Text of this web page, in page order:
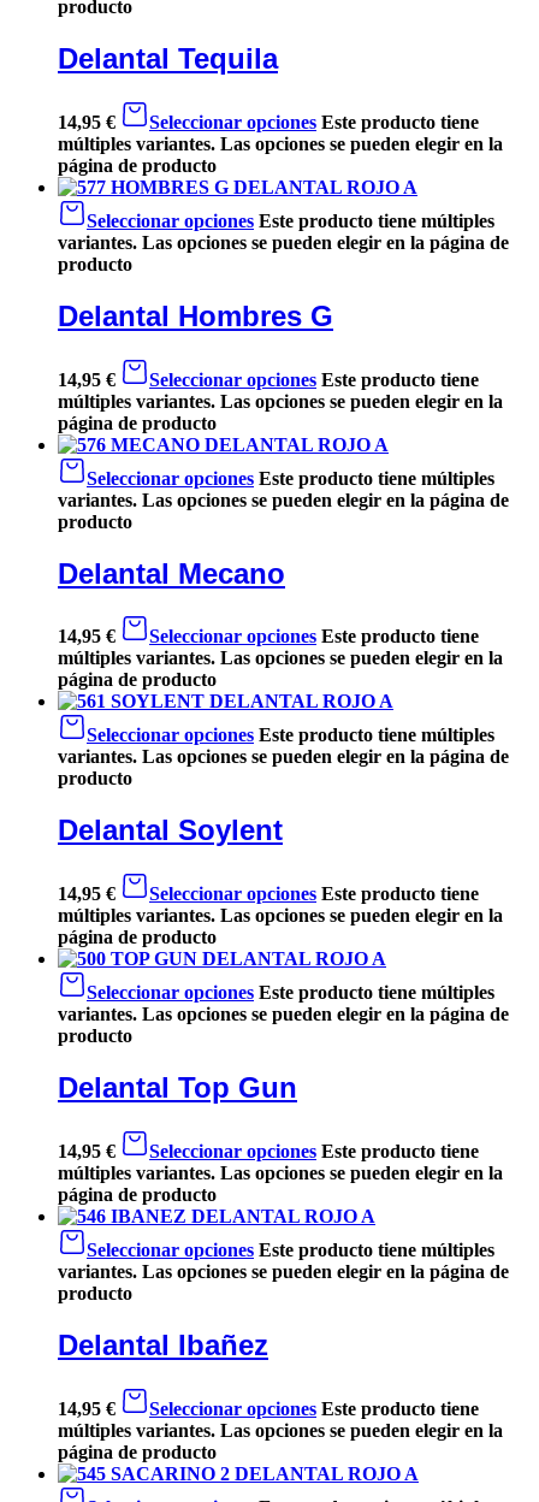
producto
Delantal Tequila
14,95 € Seleccionar opciones Este producto tiene
múltiples variantes. Las opciones se pueden elegir en la
página de producto
Seleccionar opciones Este producto tiene múltiples
variantes. Las opciones se pueden elegir en la página de
producto
Delantal Hombres G
14,95 € Seleccionar opciones Este producto tiene
múltiples variantes. Las opciones se pueden elegir en la
página de producto
Seleccionar opciones Este producto tiene múltiples
variantes. Las opciones se pueden elegir en la página de
producto
Delantal Mecano
14,95 € Seleccionar opciones Este producto tiene
múltiples variantes. Las opciones se pueden elegir en la
página de producto
Seleccionar opciones Este producto tiene múltiples
variantes. Las opciones se pueden elegir en la página de
producto
Delantal Soylent
14,95 € Seleccionar opciones Este producto tiene
múltiples variantes. Las opciones se pueden elegir en la
página de producto
Seleccionar opciones Este producto tiene múltiples
variantes. Las opciones se pueden elegir en la página de
producto
Delantal Top Gun
14,95 € Seleccionar opciones Este producto tiene
múltiples variantes. Las opciones se pueden elegir en la
página de producto
Seleccionar opciones Este producto tiene múltiples
variantes. Las opciones se pueden elegir en la página de
producto
Delantal Ibañez
14,95 € Seleccionar opciones Este producto tiene
múltiples variantes. Las opciones se pueden elegir en la
página de producto